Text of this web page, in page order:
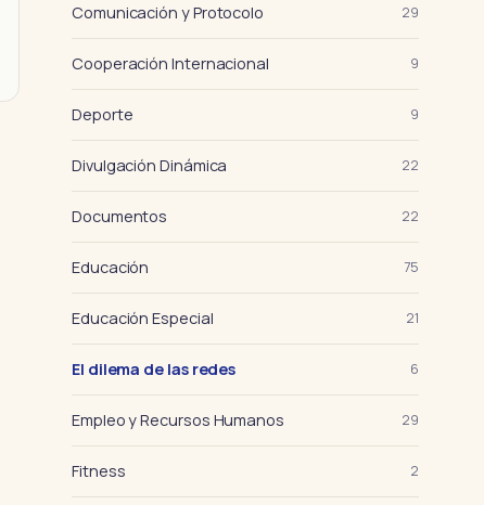
Comunicación y Protocolo 29
Cooperación Internacional 9
Deporte 9
Divulgación Dinámica 22
Documentos 22
Educación 75
Educación Especial 21
El dilema de las redes 6
Empleo y Recursos Humanos 29
Fitness 2